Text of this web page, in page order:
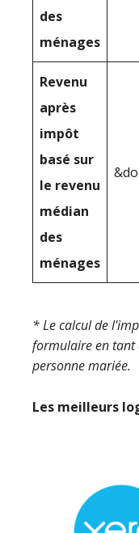
des
ménages
Revenu
après
impôt
basé sur
le revenu
médian
des
ménages
* Le calcul de
formulaire en tant
personne mariée.
Les meilleurs